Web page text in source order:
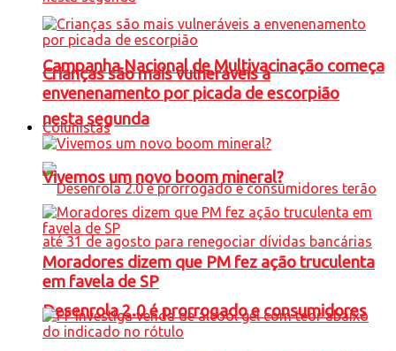
Campanha Nacional de Multivacinação começa
nesta segunda
Desenrola 2.0 é prorrogado e consumidores
Crianças são mais vulneráveis a
envenenamento por picada de escorpião
Colunistas
Vivemos um novo boom mineral?
Moradores dizem que PM fez ação truculenta
em favela de SP